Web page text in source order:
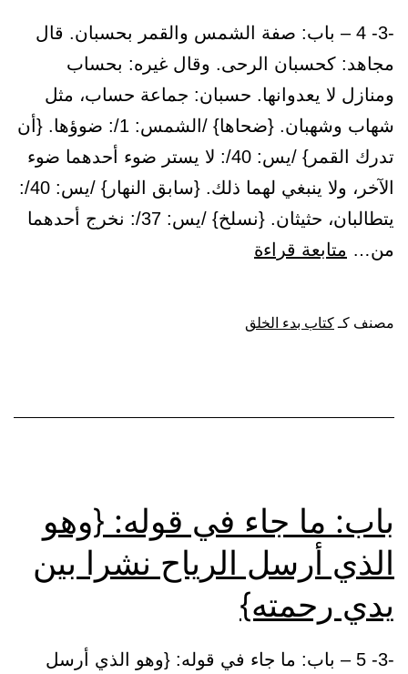
-3- 4 – باب: صفة الشمس والقمر بحسبان. قال
مجاهد: كحسبان الرحى. وقال غيره: بحساب
ومنازل لا يعدوانها. حسبان: جماعة حساب، مثل
شهاب وشهبان. {ضحاها} /الشمس: 1/: ضوؤها. {أن
تدرك القمر} /يس: 40/: لا يستر ضوء أحدهما ضوء
الآخر، ولا ينبغي لهما ذلك. {سابق النهار} /يس: 40/:
يتطالبان، حثيثان. {نسلخ} /يس: 37/: نخرج أحدهما
من… متابعة قراءة
مصنف كـ كتاب بدء الخلق
باب: ما جاء في قوله: {وهو
الذي أرسل الرياح نشرا بين
يدي رحمته}
-3- 5 – باب: ما جاء في قوله: {وهو الذي أرسل